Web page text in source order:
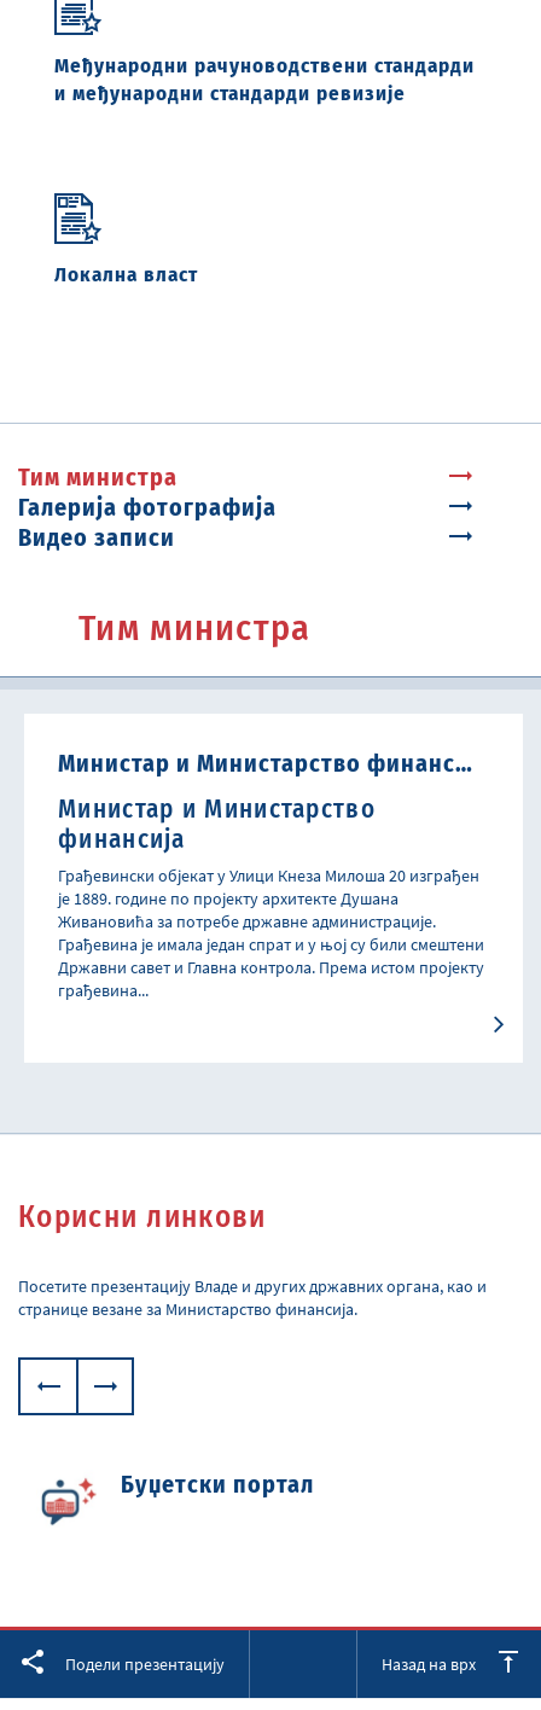
Међународни рачуноводствени стандарди
и међународни стандарди ревизије
Локална власт
Тим министра
Галерија фотографија
Видео записи
Тим министра
Министар и Министарство финансија
Министар и Министарство
финансија
Грађевински објекат у Улици Кнеза Милоша 20 изграђен
је 1889. године по пројекту архитекте Душана
Живановића за потребе државне администрације.
Грађевина је имала један спрат и у њој су били смештени
Државни савет и Главна контрола. Према истом пројекту
грађевина...
Корисни линкови
Посетите презентацију Владе и других државних органа, као и
странице везане за Министарство финансија.
Буџетски портал
Подели презентацију Назад на врх